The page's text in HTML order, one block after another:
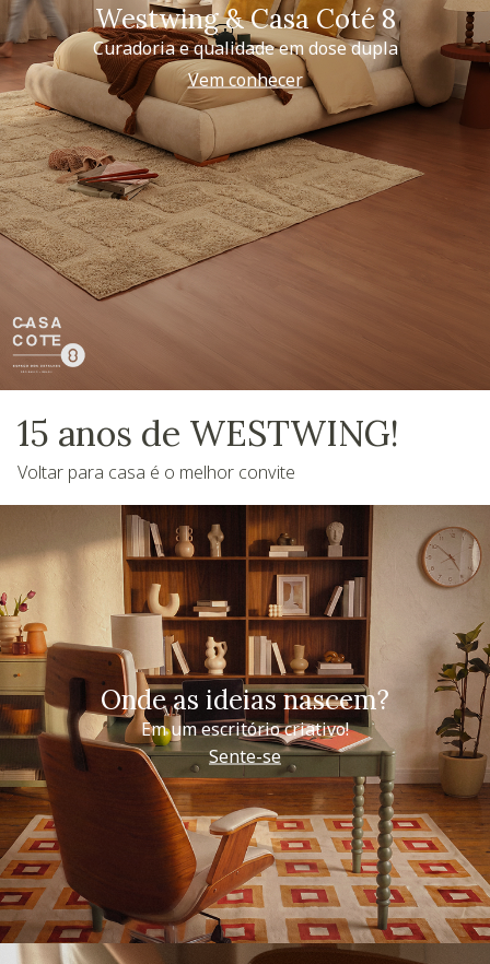
Westwing & Casa Coté 8
Curadoria e qualidade em dose dupla
Vem conhecer
15 anos de WESTWING!
Voltar para casa é o melhor convite
Onde as ideias nascem?
Em um escritório criativo!
Sente-se